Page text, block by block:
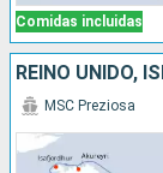
Comidas incluidas
REINO UNIDO,
MSC Preziosa